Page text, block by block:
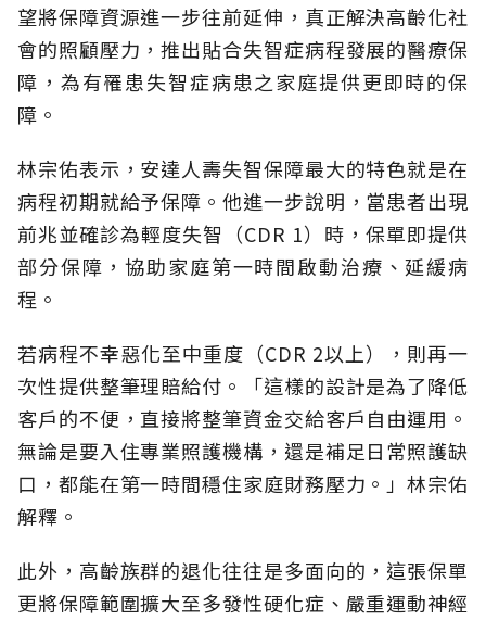
望將保障資源進一步往前延伸，真正解決高齡化社
會的照顧壓力，推出貼合失智症病程發展的醫療保
障，為有罹患失智症病患之家庭提供更即時的保
障。
林宗佑表示，安達人壽失智保障最大的特色就是在
病程初期就給予保障。他進一步說明，當患者出現
前兆並確診為輕度失智（CDR 1）時，保單即提供
部分保障，協助家庭第一時間啟動治療、延緩病
程。
若病程不幸惡化至中重度（CDR 2以上），則再一
次性提供整筆理賠給付。「這樣的設計是為了降低
客戶的不便，直接將整筆資金交給客戶自由運用。
無論是要入住專業照護機構，還是補足日常照護缺
口，都能在第一時間穩住家庭財務壓力。」林宗佑
解釋。
此外，高齡族群的退化往往是多面向的，這張保單
更將保障範圍擴大至多發性硬化症、嚴重運動神經